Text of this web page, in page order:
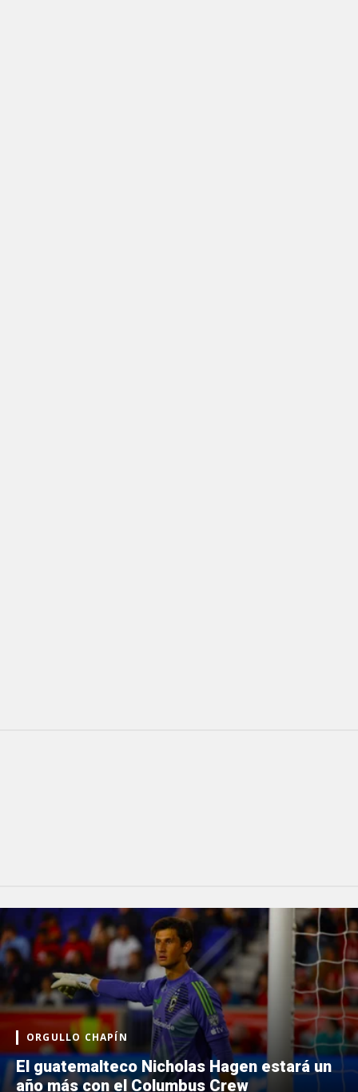
ORGULLO CHAPÍN
El guatemalteco Nicholas Hagen estará un
año más con el Columbus Crew